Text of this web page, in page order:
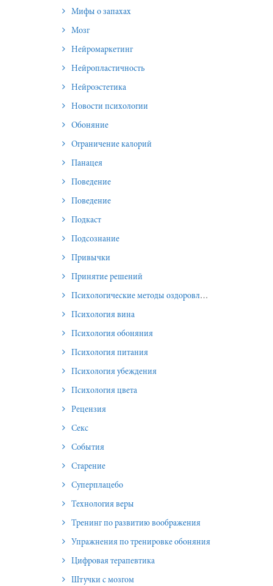
Мифы о запахах
Мозг
Нейромаркетинг
Нейропластичность
Нейроэстетика
Новости психологии
Обоняние
Ограничение калорий
Панацея
Поведение
Поведение
Подкаст
Подсознание
Привычки
Принятие решений
Психологические методы оздоровления и омоложения
Психология вина
Психология обоняния
Психология питания
Психология убеждения
Психология цвета
Рецензия
Секс
События
Старение
Суперплацебо
Технология веры
Тренинг по развитию воображения
Упражнения по тренировке обоняния
Цифровая терапевтика
Штучки с мозгом